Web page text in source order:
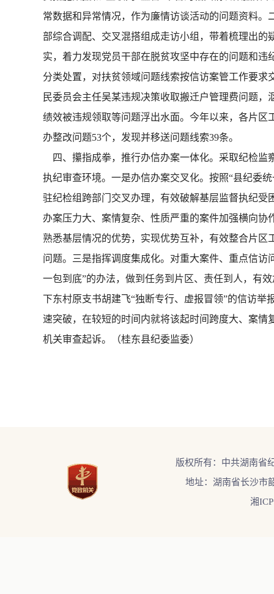
常数据和异常情况，作为廉情访谈活动的问题资料
部综合调配、交叉混搭组成走访小组，带着梳理出
实，着力发现党员干部在脱贫攻坚中存在的问题和
分类处置，对扶贫领域问题线索按信访案管工作要
民委员会主任吴某违规决策收取搬迁户管理费问题
绩效被违规领取等问题浮出水面。今年以来，各片区
办整改问题53个，发现并移送问题线索39条。
四、攥指成拳，推行办信办案一体化。采取纪检监
执纪审查环境。一是办信办案交叉化。按照“县纪委
驻纪检组跨部门交叉办理，有效破解基层监督执纪
办案压力大、案情复杂、性质严重的案件加强横向
熟悉基层情况的优势，实现优势互补，有效整合片区
问题。三是指挥调度集成化。对重大案件、重点信
一包到底”的办法，做到任务到片区、责任到人，有
下东村原支书胡建飞“独断专行、虚报冒领”的信访
速突破，在较短的时间内就将该起时间跨度大、案
机关审查起诉。（桂东县纪委监委）
版权所有：中共湖南省
地址：湖南省长沙市
湘